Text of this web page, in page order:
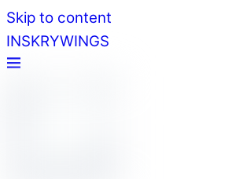
Skip to content
INSKRYWINGS